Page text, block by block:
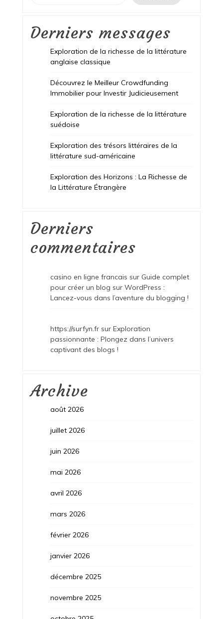
Derniers messages
Exploration de la richesse de la littérature
anglaise classique
Découvrez le Meilleur Crowdfunding
Immobilier pour Investir Judicieusement
Exploration de la richesse de la littérature
suédoise
Exploration des trésors littéraires de la
littérature sud-américaine
Exploration des Horizons : La Richesse de
la Littérature Étrangère
Derniers
commentaires
casino en ligne francais sur Guide complet
pour créer un blog sur WordPress :
Lancez-vous dans l’aventure du blogging !
https://surfyn.frsur Exploration
passionnante : Plongez dans l’univers
captivant des blogs !
Archive
août 2026
juillet 2026
juin 2026
mai 2026
avril 2026
mars 2026
février 2026
janvier 2026
décembre 2025
novembre 2025